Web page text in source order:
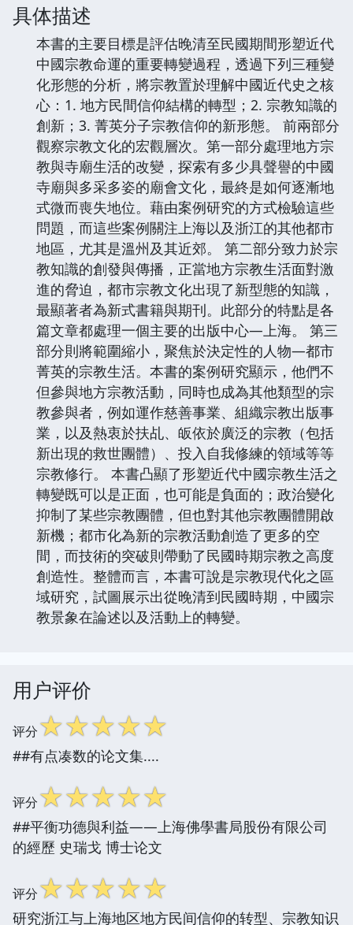
具体描述
本書的主要目標是評估晚清至民國期間形塑近代
中國宗教命運的重要轉變過程，透過下列三種變
化形態的分析，將宗教置於理解中國近代史之核
心：1. 地方民間信仰結構的轉型；2. 宗教知識的
創新；3. 菁英分子宗教信仰的新形態。 前兩部分
觀察宗教文化的宏觀層次。第一部分處理地方宗
教與寺廟生活的改變，探索有多少具聲譽的中國
寺廟與多采多姿的廟會文化，最終是如何逐漸地
式微而喪失地位。藉由案例研究的方式檢驗這些
問題，而這些案例關注上海以及浙江的其他都市
地區，尤其是溫州及其近郊。 第二部分致力於宗
教知識的創發與傳播，正當地方宗教生活面對激
進的脅迫，都市宗教文化出現了新型態的知識，
最顯著者為新式書籍與期刊。此部分的特點是各
篇文章都處理一個主要的出版中心—上海。 第三
部分則將範圍縮小，聚焦於決定性的人物—都市
菁英的宗教生活。本書的案例研究顯示，他們不
但參與地方宗教活動，同時也成為其他類型的宗
教參與者，例如運作慈善事業、組織宗教出版事
業，以及熱衷於扶乩、皈依於廣泛的宗教（包括
新出現的救世團體）、投入自我修練的領域等等
宗教修行。 本書凸顯了形塑近代中國宗教生活之
轉變既可以是正面，也可能是負面的；政治變化
抑制了某些宗教團體，但也對其他宗教團體開啟
新機；都市化為新的宗教活動創造了更多的空
間，而技術的突破則帶動了民國時期宗教之高度
創造性。整體而言，本書可說是宗教現代化之區
域研究，試圖展示出從晚清到民國時期，中國宗
教景象在論述以及活動上的轉變。
用户评价
评分☆☆☆☆☆
##有点凑数的论文集....
评分☆☆☆☆☆
##平衡功德與利益——上海佛學書局股份有限公司
的經歷 史瑞戈 博士论文
评分☆☆☆☆☆
研究浙江与上海地区地方民间信仰的转型、宗教知识